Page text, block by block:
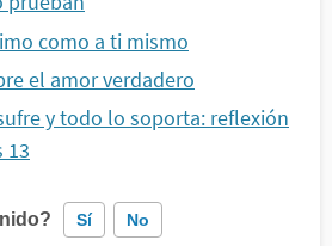
como a ti mismo
el amor verdadero
y todo lo soporta: reflexión
13
Sí No